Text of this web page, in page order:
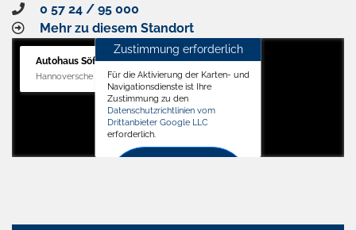
0 57 24 / 95 000
Mehr zu diesem Standort
Autohaus Söffker GmbH
Hannoversche Str. 34, 31688 Nienstädt
Zustimmung erforderlich
Für die Aktivierung der Karten- und
Navigationsdienste ist Ihre
Zustimmung zu den
Datenschutzrichtlinien vom
Drittanbieter Google LLC
erforderlich.